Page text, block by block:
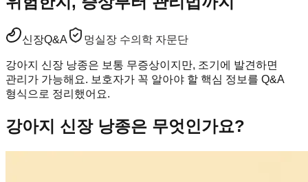
신장Q&A 멍실장 수의학 자문단
강아지 신장 낭종은 보통 무증상이지만, 조기에 발견하면
관리가 가능해요. 보호자가 꼭 알아야 할 핵심 정보를 Q&A
형식으로 정리했어요.
강아지 신장 낭종은 무엇인가요?